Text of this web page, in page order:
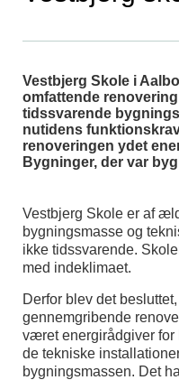
Vestbjerg Skole i
omfattende
tidssvarende
nutidens
renoveringen ydet
Bygninger, der var
Vestbjerg Skole er af
bygningsmasse og
ikke tidssvarende.
med indeklimaet.
Derfor blev det
gennemgribende
været energirådgiver for
de tekniske
bygningsmassen. Det